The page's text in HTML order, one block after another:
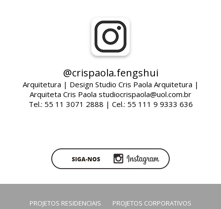
@crispaola.fengshui
Arquitetura | Design Studio Cris Paola Arquitetura |
Arquiteta Cris Paola studiocrispaola@uol.com.br
Tel.: 55 11 3071 2888 | Cel.: 55 111 9 9333 636
PROJETOS RESIDENCIAIS
PROJETOS CORPORATIVOS